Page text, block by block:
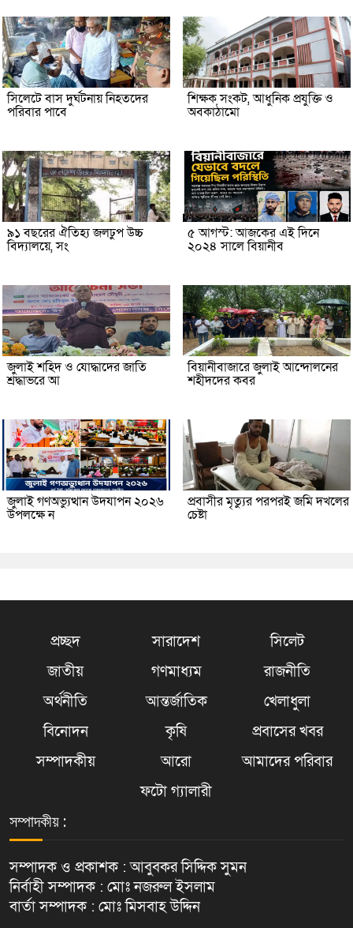
সিলেটে বাস দুর্ঘটনায় নিহতদের
পরিবার পাবে
শিক্ষক সংকট, আধুনিক প্রযুক্তি ও
অবকাঠামো
৯১ বছরের ঐতিহ্য জলঢুপ উচ্চ
বিদ্যালয়ে, সং
৫ আগস্ট: আজকের এই দিনে
২০২৪ সালে বিয়ানীব
জুলাই শহিদ ও যোদ্ধাদের জাতি
শ্রদ্ধাভরে আ
বিয়ানীবাজারে জুলাই আন্দোলনের
শহীদদের কবর
জুলাই গণঅভ্যুত্থান উদযাপন ২০২৬
উপলক্ষে ন
প্রবাসীর মৃত্যুর পরপরই জমি দখলের
চেষ্টা
প্রচ্ছদ সারাদেশ
সিলেট
জাতীয়
গণমাধ্যম
রাজনীতি
অর্থনীতি
আন্তর্জাতিক
খেলাধুলা
বিনোদন
কৃষি
প্রবাসের খবর
সম্পাদকীয়
আরো
আমাদের পরিবার
ফটো গ্যালারী
সম্পাদকীয় :
সম্পাদক ও প্রকাশক : আবুবকর সিদ্দিক সুমন
নির্বাহী সম্পাদক : মোঃ নজরুল ইসলাম
বার্তা সম্পাদক : মোঃ মিসবাহ উদ্দিন